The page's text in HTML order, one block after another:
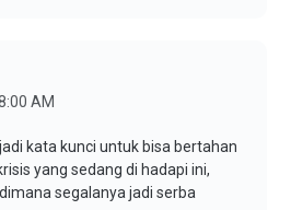
AM
kata kunci untuk bisa bertahan
yang sedang di hadapi ini,
segalanya jadi serba